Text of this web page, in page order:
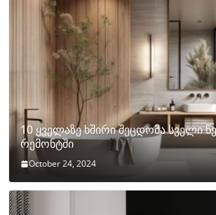
10 ყველაზე ხშირი შეცდომა სველი
რემონტში
October 24, 2024